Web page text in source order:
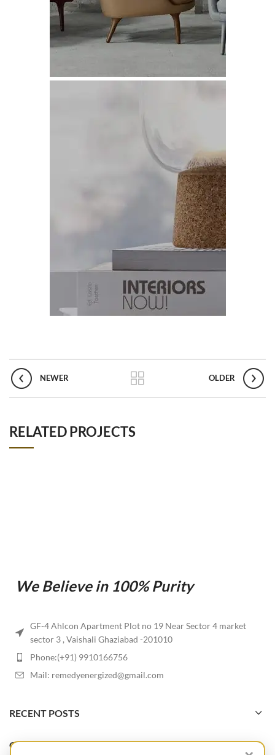
NEWER OLDER
RELATED PROJECTS
We Believe in 100% Purity
GF-4 Ahlcon Apartment Plot no 19 Near Sector 4 market
sector 3 , Vaishali Ghaziabad -201010
Phone:(+91) 9910166756
Mail: remedyenergized@gmail.com
RECENT POSTS
OUR STORES